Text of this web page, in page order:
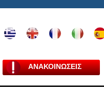
ΑΝΑΚΟΙΝΩΣΕΙΣ